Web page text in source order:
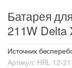
Батарея
211W Delta
Источник
Артикул: HRL 12-